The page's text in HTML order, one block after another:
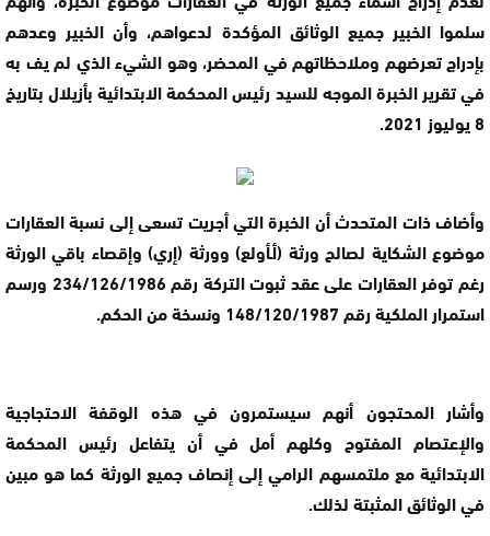
سلموا الخبير جميع الوثائق المؤكدة لدعواهم، وأن الخبير وعدهم
بإدراج تعرضهم وملاحظاتهم في المحضر، وهو الشيء الذي لم يف به
في تقرير الخبرة الموجه للسيد رئيس المحكمة الابتدائية بأزيلال بتاريخ
8 يوليوز 2021.
وأضاف ذات المتحدث أن الخبرة التي أجريت تسعى إلى نسبة العقارات
موضوع الشكاية لصالح ورثة (أـأولع) وورثة (إري) وإقصاء باقي الورثة
رغم توفر العقارات على عقد ثبوت التركة رقم 234/126/1986 ورسم
استمرار الملكية رقم 148/120/1987 ونسخة من الحكم.
وأشار المحتجون أنهم سيستمرون في هذه الوقفة الاحتجاجية
والإعتصام المفتوح وكلهم أمل في أن يتفاعل رئيس المحكمة
الابتدائية مع ملتمسهم الرامي إلى إنصاف جميع الورثة كما هو مبين
في الوثائق المثبتة لذلك.